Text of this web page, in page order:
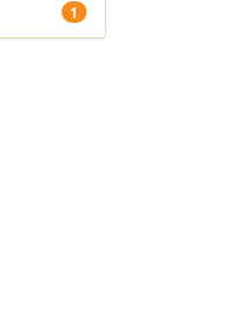
1